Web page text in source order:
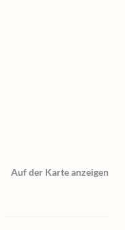
Auf der Karte anzeigen